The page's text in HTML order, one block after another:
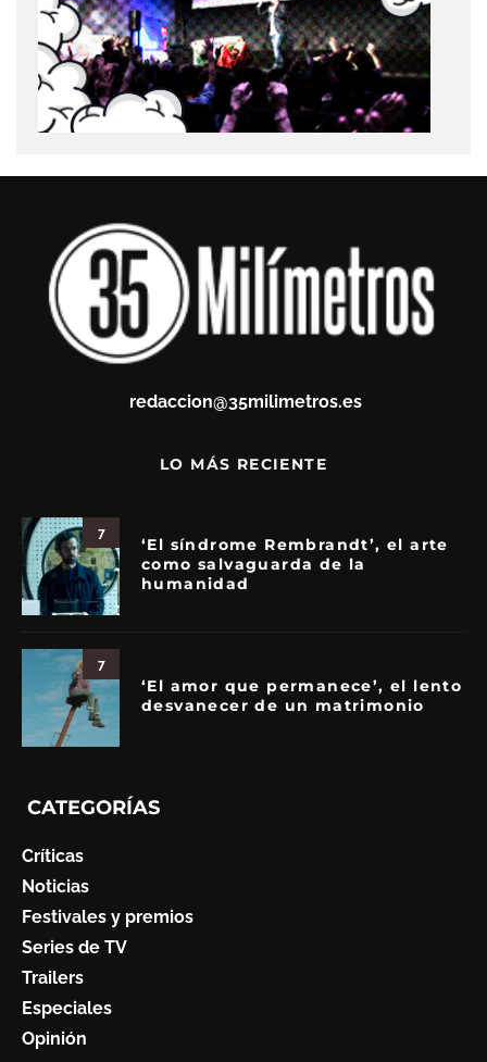
redaccion@35milimetros.es
LO MÁS RECIENTE
7
‘El síndrome Rembrandt’, el arte
como salvaguarda de la
humanidad
7
‘El amor que permanece’, el lento
desvanecer de un matrimonio
CATEGORÍAS
Críticas
Noticias
Festivales y premios
Series de TV
Trailers
Especiales
Opinión